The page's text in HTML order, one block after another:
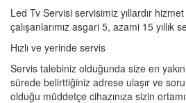
Led Tv Servisi servisimiz yıllardır
çalışanlarımız asgari 5, azami 15 yıllık
Hızlı ve yerinde servis
Servis talebiniz olduğunda size en
sürede belirttiğiniz adrese ulaşır ve
olduğu müddetçe cihazınıza sizin